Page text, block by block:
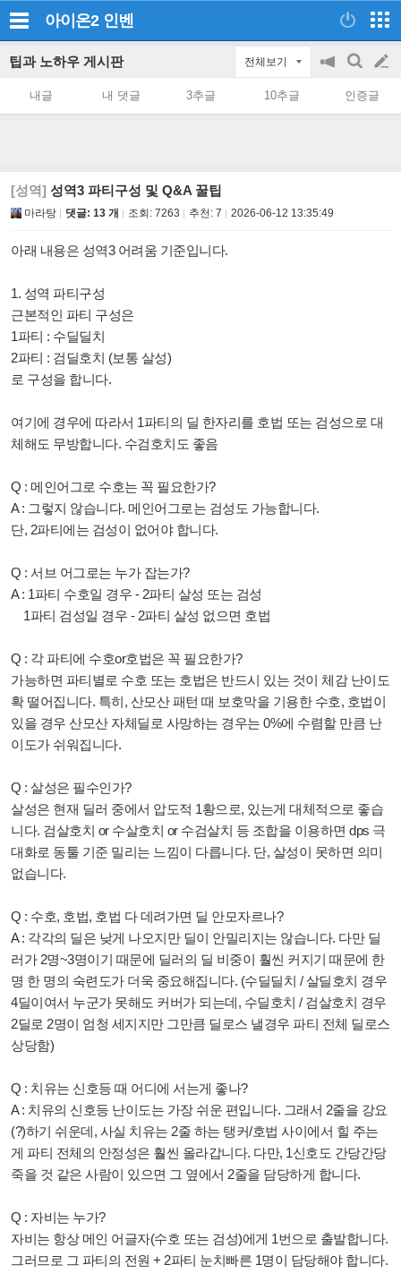
아이온2 인벤
팁과 노하우 게시판 전체보기
공
on/off
검
색
글
쓰
내글 내 댓글 3추글 10추글 인증글
[성역] 성역3 파티구성 및 Q&A 꿀팁
마라탕 댓글: 13 개 조회: 7263 추천: 7 2026-06-12 13:35:49
아래 내용은 성역3 어려움 기준입니다.
1. 성역 파티구성
근본적인 파티 구성은
1파티 : 수딜딜치
2파티 : 검딜호치 (보통 살성)
로 구성을 합니다.
여기에 경우에 따라서 1파티의 딜 한자리를 호법 또는 검성으로 대
체해도 무방합니다. 수검호치도 좋음
Q : 메인어그로 수호는 꼭 필요한가?
A : 그렇지 않습니다. 메인어그로는 검성도 가능합니다.
단, 2파티에는 검성이 없어야 합니다.
Q : 서브 어그로는 누가 잡는가?
A : 1파티 수호일 경우 - 2파티 살성 또는 검성
1파티 검성일 경우 - 2파티 살성 없으면 호법
Q : 각 파티에 수호or호법은 꼭 필요한가?
가능하면 파티별로 수호 또는 호법은 반드시 있는 것이 체감 난이도
확 떨어집니다. 특히, 산모산 패턴 때 보호막을 기용한 수호, 호법이
있을 경우 산모산 자체딜로 사망하는 경우는 0%에 수렴할 만큼 난
이도가 쉬워집니다.
Q : 살성은 필수인가?
살성은 현재 딜러 중에서 압도적 1황으로, 있는게 대체적으로 좋습
니다. 검살호치 or 수살호치 or 수검살치 등 조합을 이용하면 dps 극
대화로 동툴 기준 밀리는 느낌이 다릅니다. 단, 살성이 못하면 의미
없습니다.
Q : 수호, 호법, 호법 다 데려가면 딜 안모자르나?
A : 각각의 딜은 낮게 나오지만 딜이 안밀리지는 않습니다. 다만 딜
러가 2명~3명이기 때문에 딜러의 딜 비중이 훨씬 커지기 때문에 한
명 한 명의 숙련도가 더욱 중요해집니다. (수딜딜치 / 살딜호치 경우
4딜이여서 누군가 못해도 커버가 되는데, 수딜호치 / 검살호치 경우
2딜로 2명이 엄청 세지지만 그만큼 딜로스 낼경우 파티 전체 딜로스
상당함)
Q : 치유는 신호등 때 어디에 서는게 좋나?
A : 치유의 신호등 난이도는 가장 쉬운 편입니다. 그래서 2줄을 강요
(?)하기 쉬운데, 사실 치유는 2줄 하는 탱커/호법 사이에서 힐 주는
게 파티 전체의 안정성은 훨씬 올라갑니다. 다만, 1신호도 간당간당
죽을 것 같은 사람이 있으면 그 옆에서 2줄을 담당하게 합니다.
Q : 자비는 누가?
자비는 항상 메인 어글자(수호 또는 검성)에게 1번으로 출발합니다.
그러므로 그 파티의 전원 + 2파티 눈치빠른 1명이 담당해야 합니다.